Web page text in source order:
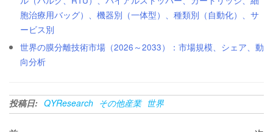
胞治療用バッグ）、機器別（一体型）、種類別（自動化）、サ
ービス別
世界の膜分離技術市場（2026～2033）：市場規模、シェア、動
向分析
投稿日: QYResearch その他産業 世界